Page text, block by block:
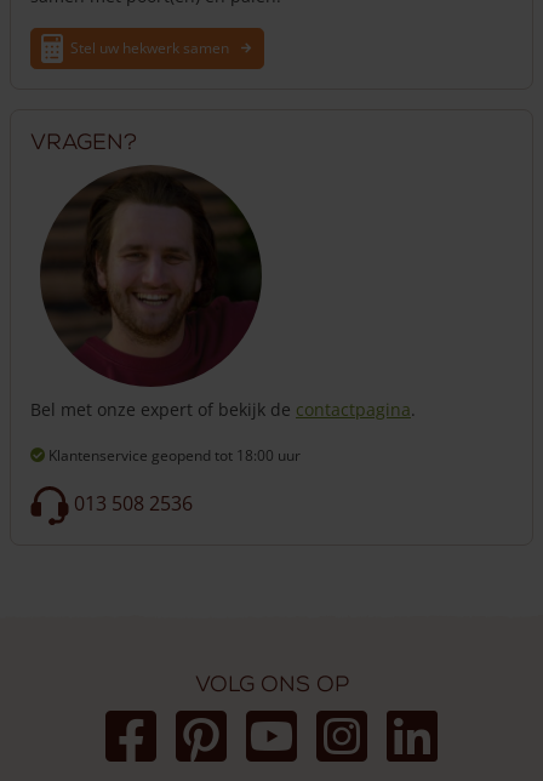
Stel uw hekwerk samen
Vragen?
Bel met onze expert of bekijk de contactpagina.
Klantenservice geopend tot 18:00 uur
013 508 2536
Volg ons op